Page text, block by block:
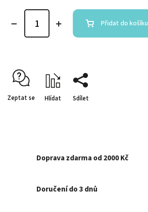
Přidat do košíku
Zeptat se Hlídat Sdílet
Doprava zdarma od 2000 Kč
Doručení do 3 dnů